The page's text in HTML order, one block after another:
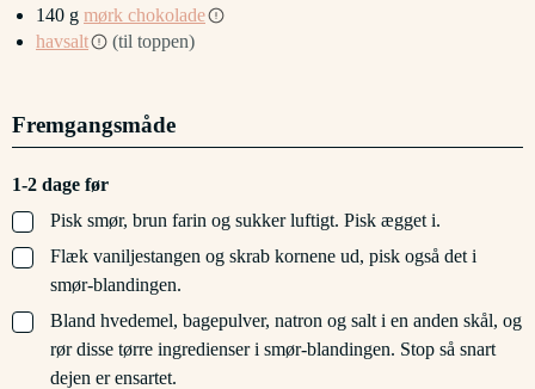
140 g mørk chokolade
havsalt
(til toppen)
Fremgangsmåde
1-2 dage før
▢
Pisk smør, brun farin og sukker luftigt. Pisk ægget i.
▢
Flæk vaniljestangen og skrab kornene ud, pisk også det i
smør-blandingen.
▢
Bland hvedemel, bagepulver, natron og salt i en anden skål, og
rør disse tørre ingredienser i smør-blandingen. Stop så snart
dejen er ensartet.